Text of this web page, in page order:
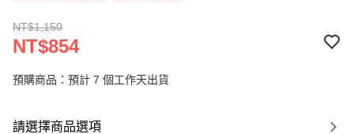
NT$1,150
NT$854
預購商品：預計 7 個工作天出貨
請選擇商品選項